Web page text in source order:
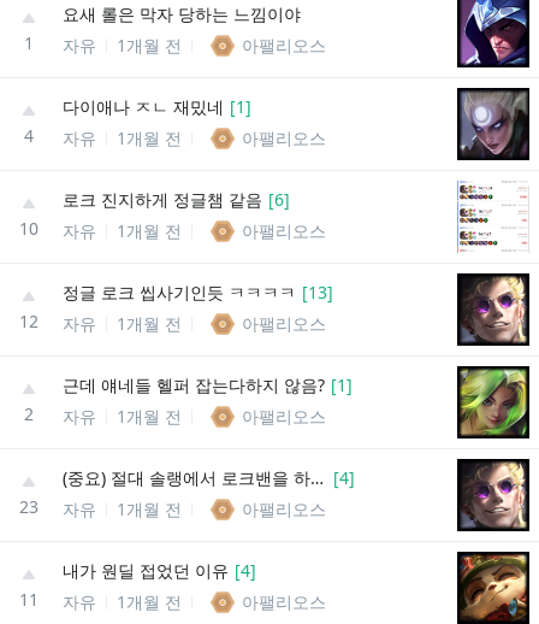
1
요새 롤은 막자 당하는 느낌이야
자유
1개월 전 아팰리오스
4
다이애나 ㅈㄴ 재밌네 [1]
자유
1개월 전 아팰리오스
10
로크 진지하게 정글챔 같음 [6]
자유
1개월 전 아팰리오스
12
정글 로크 씹사기인듯 ㅋㅋㅋㅋ [13]
자유
1개월 전 아팰리오스
2
근데 얘네들 헬퍼 잡는다하지 않음? [1]
자유
1개월 전 아팰리오스
23
(중요) 절대 솔랭에서 로크밴을 하지마 [4]
자유
1개월 전 아팰리오스
11
내가 원딜 접었던 이유 [4]
자유
1개월 전 아팰리오스